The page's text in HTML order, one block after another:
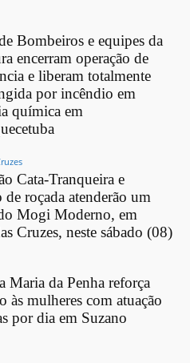
Bombeiros e equipes da
encerram operação de
e liberam totalmente
por incêndio em
química em
Cata-Tranqueira e
de roçada atenderão um
Mogi Moderno, em
Cruzes, neste sábado (08)
Maria da Penha reforça
às mulheres com atuação
por dia em Suzano